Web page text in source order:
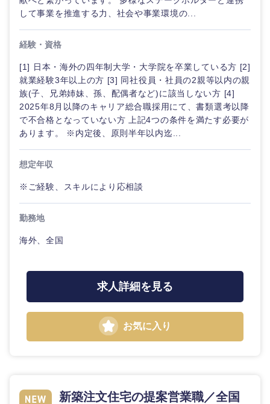
して事業を推進する力、社会や事業環境の...
経験・資格
[1] 日本・海外の四年制大学・大学院を卒業している方 [2]
就業経験3年以上の方 [3] 同社役員・社員の2親等以内の親
族(子、兄弟姉妹、孫、配偶者など)に該当しない方 [4]
2025年8月以降のキャリア総合職採用にて、書類選考以降
で不合格となっていない方 上記4つの条件を満たす必要が
あります。 ※内定後、原則半年以内迄...
想定年収
※ご経験、スキルにより応相談
勤務地
海外、全国
求人詳細を見る
お気に入り
新築注文住宅の提案営業職／全国